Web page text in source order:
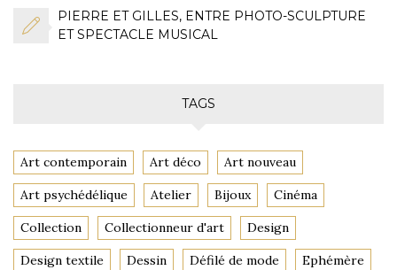
PIERRE ET GILLES, ENTRE PHOTO-SCULPTURE
ET SPECTACLE MUSICAL
TAGS
Art contemporain Art déco Art nouveau
Art psychédélique Atelier Bijoux Cinéma
Collection Collectionneur d'art Design
Design textile Dessin Défilé de mode Ephémère